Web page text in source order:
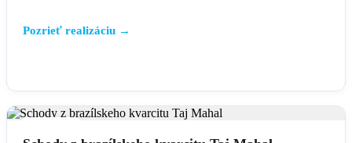
Pozrieť realizáciu →